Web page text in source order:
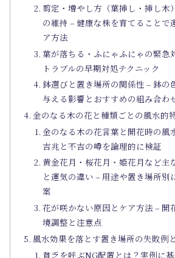
剪定・増やし方（葉挿し・挿し木
の維持 – 健康な株を育てることで
ア方法
葉が落ちる・ふにゃふにゃの緊急
トラブルの早期対処テクニック
鉢選びと置き場所の関係性 – 鉢の
与える影響とおすすめの組み合わ
金のなる木の花と種類ごとの風水的
金のなる木の花言葉と開花時の風
吉兆と不吉の噂を論理的に検証
黄金花月・桜花月・姫花月など主
と運気の違い – 用途や置き場所別
案
花が咲かない原因とケア方法 – 開
境調整と注意点
風水効果を落とす置き場所の失敗例
貧乏を呼ぶNG配置とは？実例に